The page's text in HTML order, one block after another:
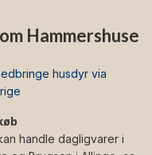
Hammershuse
husdyr via
handle dagligvarer i